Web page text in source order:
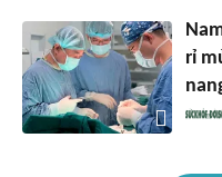
rỉ